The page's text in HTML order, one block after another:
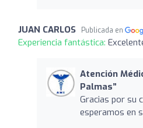
JUAN CARLOS Publicada en
Experiencia fantástica:
Atención
Palmas”
Gracias por su
esperamos en